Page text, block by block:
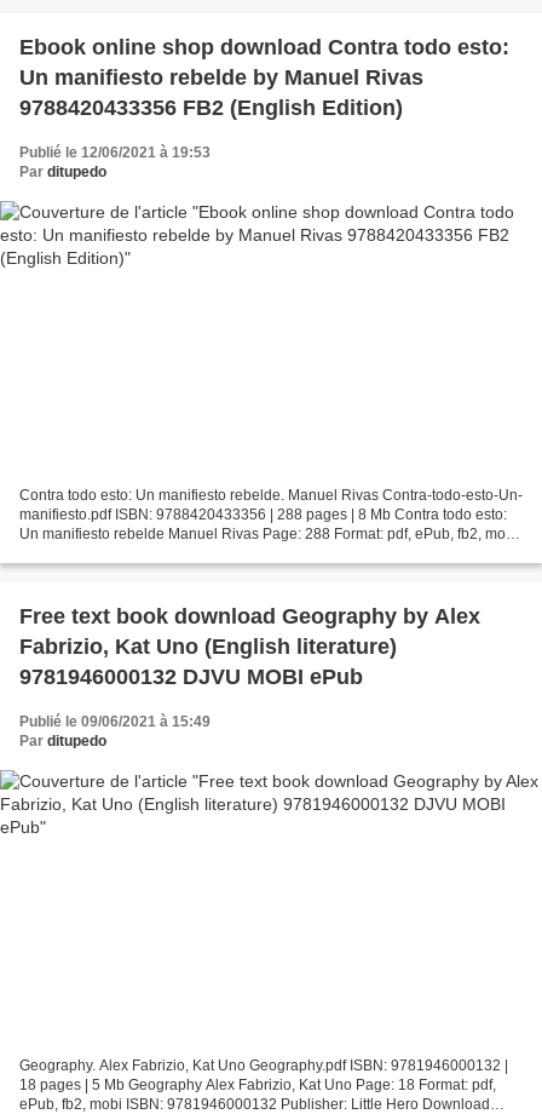
Ebook online shop download Contra todo esto:
Un manifiesto rebelde by Manuel Rivas
9788420433356 FB2 (English Edition)
Publié le 12/06/2021 à 19:53
Par ditupedo
Contra todo esto: Un manifiesto rebelde. Manuel Rivas Contra-todo-esto-Un-
manifiesto.pdf ISBN: 9788420433356 | 288 pages | 8 Mb Contra todo esto:
Un manifiesto rebelde Manuel Rivas Page: 288 Format: pdf, ePub, fb2, mobi
Free text book download Geography by Alex
Fabrizio, Kat Uno (English literature)
9781946000132 DJVU MOBI ePub
Publié le 09/06/2021 à 15:49
Par ditupedo
Geography. Alex Fabrizio, Kat Uno Geography.pdf ISBN: 9781946000132 |
18 pages | 5 Mb Geography Alex Fabrizio, Kat Uno Page: 18 Format: pdf,
ePub, fb2, mobi ISBN: 9781946000132 Publisher: Little Hero Download